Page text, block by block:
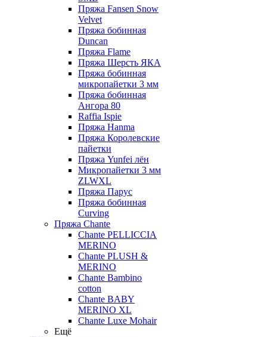
Пряжа Fansen Snow
Velvet
Пряжа бобинная
Duncan
Пряжа Flame
Пряжа Шерсть ЯКА
Пряжа бобинная
микропайетки 3 мм
Пряжа бобинная
Ангора 80
Raffia Ispie
Пряжа Hanma
Пряжа Королевские
пайетки
Пряжа Yunfei лён
Микропайетки 3 мм
ZLWXL
Пряжа Парус
Пряжа бобинная
Curving
Пряжа Chante
Chante PELLICCIA
MERINO
Chante PLUSH &
MERINO
Chante Bambino
cotton
Chante BABY
MERINO XL
Chante Luxe Mohair
Ещё